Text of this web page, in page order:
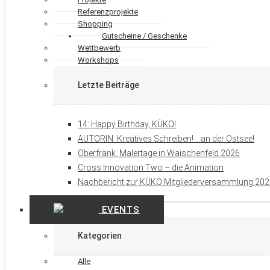
Referenzprojekte
Shopping
Gutscheine / Geschenke
Wettbewerb
Workshops
Letzte Beiträge
14: Happy Birthday, KÜKO!
AUTORIN: Kreatives Schreiben! …an der Ostsee!
Oberfränk. Malertage in Waischenfeld 2026
Cross Innovation Two – die Animation
Nachbericht zur KÜKO Mitgliederversammlung
EVENTS
Kategorien
Alle